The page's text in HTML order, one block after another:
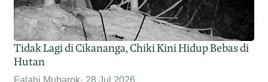
Tidak Lagi di Cikananga, Chiki Kini Hidup Bebas di
Hutan
Falahi Mubarok 28 Jul 2026